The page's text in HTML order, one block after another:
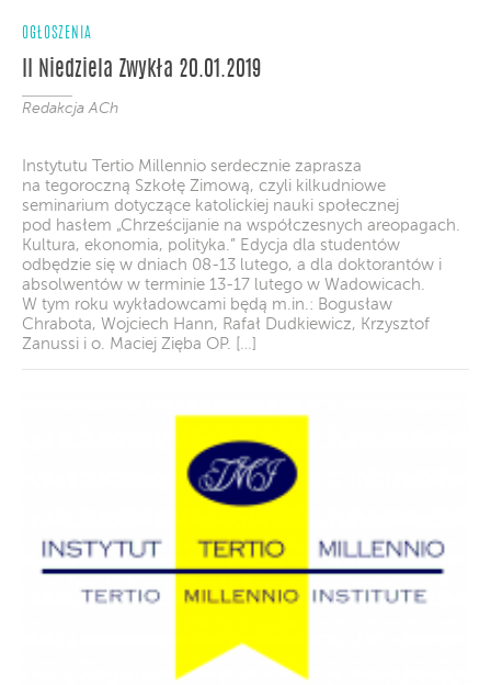
OGŁOSZENIA
II Niedziela Zwykła 20.01.2019
Redakcja ACh
Instytutu Tertio Millennio serdecznie zaprasza
na tegoroczną Szkołę Zimową, czyli kilkudniowe
seminarium dotyczące katolickiej nauki społecznej
pod hasłem „Chrześcijanie na współczesnych areopagach.
Kultura, ekonomia, polityka.” Edycja dla studentów
odbędzie się w dniach 08-13 lutego, a dla doktorantów i
absolwentów w terminie 13-17 lutego w Wadowicach.
W tym roku wykładowcami będą m.in.: Bogusław
Chrabota, Wojciech Hann, Rafał Dudkiewicz, Krzysztof
Zanussi i o. Maciej Zięba OP. […]